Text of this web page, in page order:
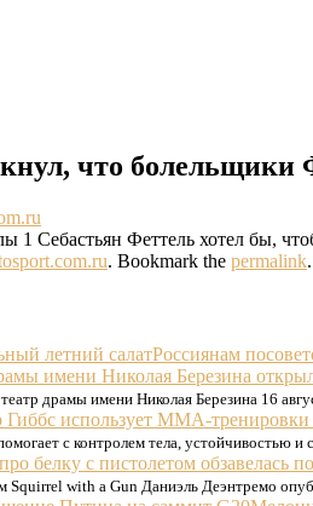
что
Себастьян Феттель хотел бы,
. Bookmark the permalink.
Россиянам
драмы имени Николая Березина 16
с контролем тела, устойчивостью
Squirrel with a Gun Даниэль Деэнтремо